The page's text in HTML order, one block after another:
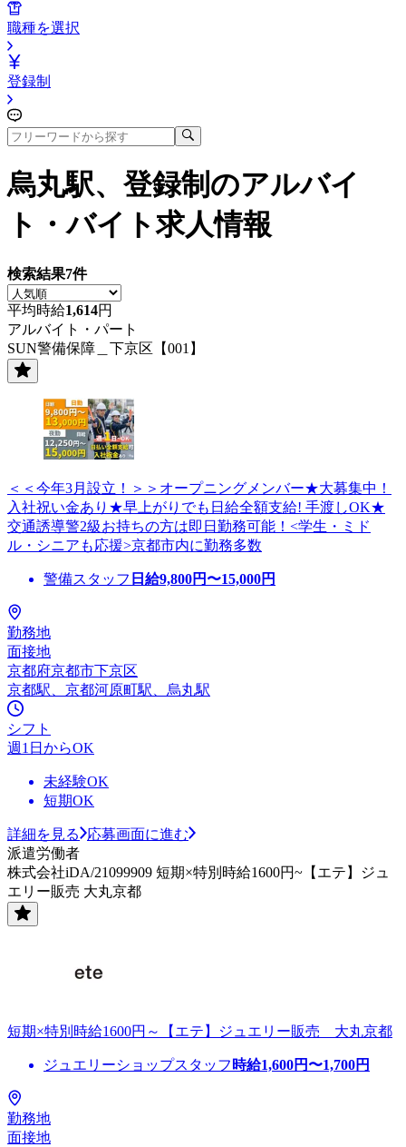
職種を選択
登録制
烏丸駅、登録制 のアルバイ
ト・バイト求人情報
検索結果7件
平均時給1,614円
アルバイト・パート
SUN警備保障＿下京区【001】
＜＜今年3月設立！＞＞オープニングメンバー★大募集中！
入社祝い金あり★早上がりでも日給全額支給! 手渡しOK★
交通誘導警2級お持ちの方は即日勤務可能！<学生・ミド
ル・シニアも応援>京都市内に勤務多数
警備スタッフ 日給9,800円〜15,000円
勤務地
面接地
京都府京都市下京区
京都駅、京都河原町駅、烏丸駅
シフト
週1日からOK
未経験OK
短期OK
詳細を見る
応募画面に進む
派遣労働者
株式会社iDA/21099909 短期×特別時給1600円~【エテ】ジュ
エリー販売 大丸京都
短期×特別時給1600円～【エテ】ジュエリー販売 大丸京都
ジュエリーショップスタッフ 時給1,600円〜1,700円
勤務地
面接地